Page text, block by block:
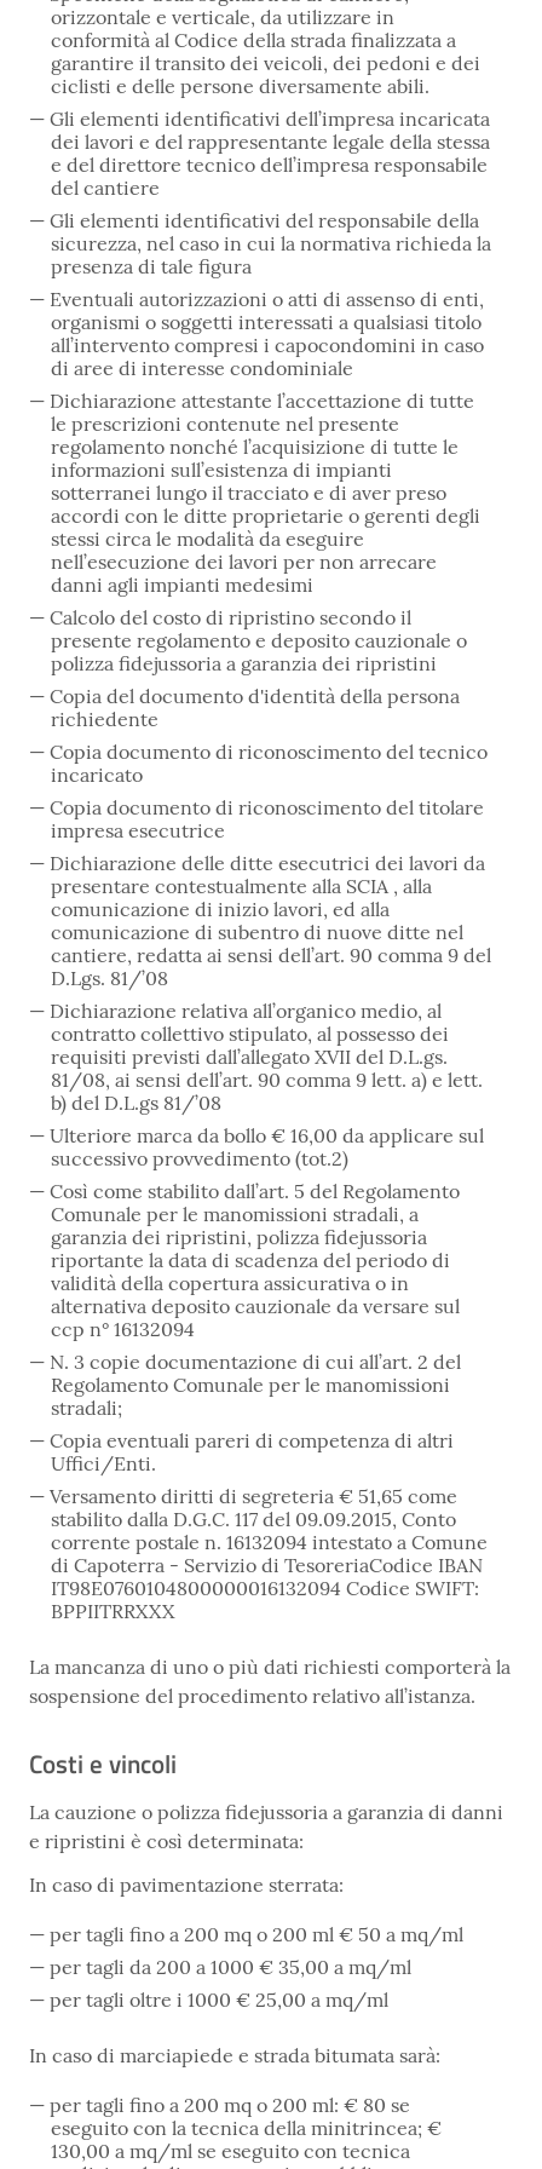
orizzontale e verticale, da utilizzare in
conformità al Codice della strada finalizzata a
garantire il transito dei veicoli, dei pedoni e dei
ciclisti e delle persone diversamente abili.
Gli elementi identificativi dell’impresa incaricata
dei lavori e del rappresentante legale della stessa
e del direttore tecnico dell’impresa responsabile
del cantiere
Gli elementi identificativi del responsabile della
sicurezza, nel caso in cui la normativa richieda la
presenza di tale figura
Eventuali autorizzazioni o atti di assenso di enti,
organismi o soggetti interessati a qualsiasi titolo
all’intervento compresi i capocondomini in caso
di aree di interesse condominiale
Dichiarazione attestante l’accettazione di tutte
le prescrizioni contenute nel presente
regolamento nonché l’acquisizione di tutte le
informazioni sull’esistenza di impianti
sotterranei lungo il tracciato e di aver preso
accordi con le ditte proprietarie o gerenti degli
stessi circa le modalità da eseguire
nell’esecuzione dei lavori per non arrecare
danni agli impianti medesimi
Calcolo del costo di ripristino secondo il
presente regolamento e deposito cauzionale o
polizza fidejussoria a garanzia dei ripristini
Copia del documento d'identità della persona
richiedente
Copia documento di riconoscimento del tecnico
incaricato
Copia documento di riconoscimento del titolare
impresa esecutrice
Dichiarazione delle ditte esecutrici dei lavori da
presentare contestualmente alla SCIA , alla
comunicazione di inizio lavori, ed alla
comunicazione di subentro di nuove ditte nel
cantiere, redatta ai sensi dell’art. 90 comma 9 del
D.Lgs. 81/’08
Dichiarazione relativa all’organico medio, al
contratto collettivo stipulato, al possesso dei
requisiti previsti dall’allegato XVII del D.L.gs.
81/08, ai sensi dell’art. 90 comma 9 lett. a) e lett.
b) del D.L.gs 81/’08
Ulteriore marca da bollo € 16,00 da applicare sul
successivo provvedimento (tot.2)
Così come stabilito dall’art. 5 del Regolamento
Comunale per le manomissioni stradali, a
garanzia dei ripristini, polizza fidejussoria
riportante la data di scadenza del periodo di
validità della copertura assicurativa o in
alternativa deposito cauzionale da versare sul
ccp n° 16132094
N. 3 copie documentazione di cui all’art. 2 del
Regolamento Comunale per le manomissioni
stradali;
Copia eventuali pareri di competenza di altri
Uffici/Enti.
Versamento diritti di segreteria € 51,65 come
stabilito dalla D.G.C. 117 del 09.09.2015, Conto
corrente postale n. 16132094 intestato a Comune
di Capoterra - Servizio di TesoreriaCodice IBAN
IT98E0760104800000016132094 Codice SWIFT:
BPPIITRRXXX
La mancanza di uno o più dati richiesti comporterà la
sospensione del procedimento relativo all’istanza.
Costi e vincoli
La cauzione o polizza fidejussoria a garanzia di danni
e ripristini è così determinata:
In caso di pavimentazione sterrata:
per tagli fino a 200 mq o 200 ml € 50 a mq/ml
per tagli da 200 a 1000 € 35,00 a mq/ml
per tagli oltre i 1000 € 25,00 a mq/ml
In caso di marciapiede e strada bitumata sarà:
per tagli fino a 200 mq o 200 ml: € 80 se
eseguito con la tecnica della minitrincea; €
130,00 a mq/ml se eseguito con tecnica